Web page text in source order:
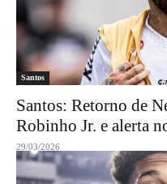
Santos
Santos: Retorno de
Robinho Jr. e alerta
29/03/2026